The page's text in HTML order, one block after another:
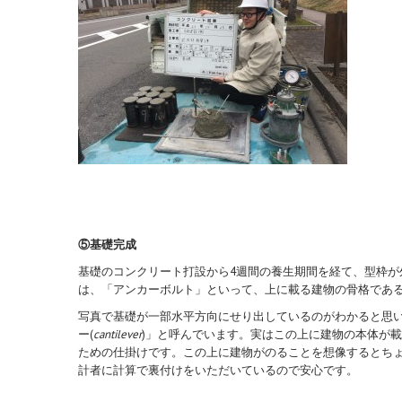
⑤基礎完成
基礎のコンクリート打設から4週間の養生期間を経て、型枠
は、「アンカーボルト」といって、上に載る建物の骨格で
写真で基礎が一部水平方向にせり出しているのがわかると
ー(cantilever)」と呼んでいます。実はこの上に建物の本体が
ための仕掛けです。この上に建物がのることを想像すると
計者に計算で裏付けをいただいているので安心です。